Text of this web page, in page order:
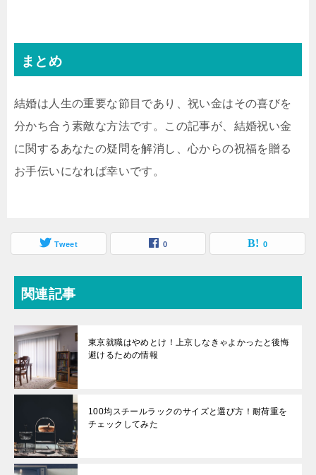
まとめ
結婚は人生の重要な節目であり、祝い金はその喜びを
分かち合う素敵な方法です。この記事が、結婚祝い金
に関するあなたの疑問を解消し、心からの祝福を贈る
お手伝いになれば幸いです。
Tweet 0 0
関連記事
東京就職はやめとけ！上京しなきゃよかったと後悔
避けるための情報
100均スチールラックのサイズと選び方！耐荷重を
チェックしてみた